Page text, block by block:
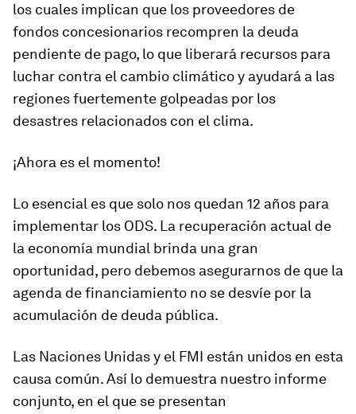
los cuales implican que los proveedores de
fondos concesionarios recompren la deuda
pendiente de pago, lo que liberará recursos para
luchar contra el cambio climático y ayudará a las
regiones fuertemente golpeadas por los
desastres relacionados con el clima.
¡Ahora es el momento!
Lo esencial es que solo nos quedan 12 años para
implementar los ODS. La recuperación actual de
la economía mundial brinda una gran
oportunidad, pero debemos asegurarnos de que la
agenda de financiamiento no se desvíe por la
acumulación de deuda pública.
Las Naciones Unidas y el FMI están unidos en esta
causa común. Así lo demuestra nuestro informe
conjunto, en el que se presentan